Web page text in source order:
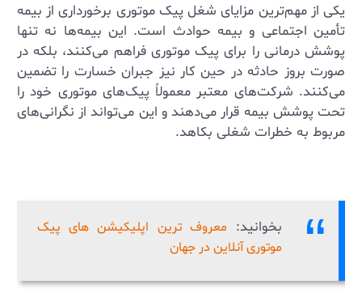
یکی از مهم‌ترین مزایای شغل پیک موتوری برخورداری از بیمه
تأمین اجتماعی و بیمه حوادث است. این بیمه‌ها نه تنها
پوشش درمانی را برای پیک موتوری فراهم می‌کنند، بلکه در
صورت بروز حادثه در حین کار نیز جبران خسارت را تضمین
می‌کنند. شرکت‌های معتبر معمولاً پیک‌های موتوری خود را
تحت پوشش بیمه قرار می‌دهند و این می‌تواند از نگرانی‌های
مربوط به خطرات شغلی بکاهد.
بخوانید: معروف ترین اپلیکیشن های پیک
موتوری آنلاین در جهان